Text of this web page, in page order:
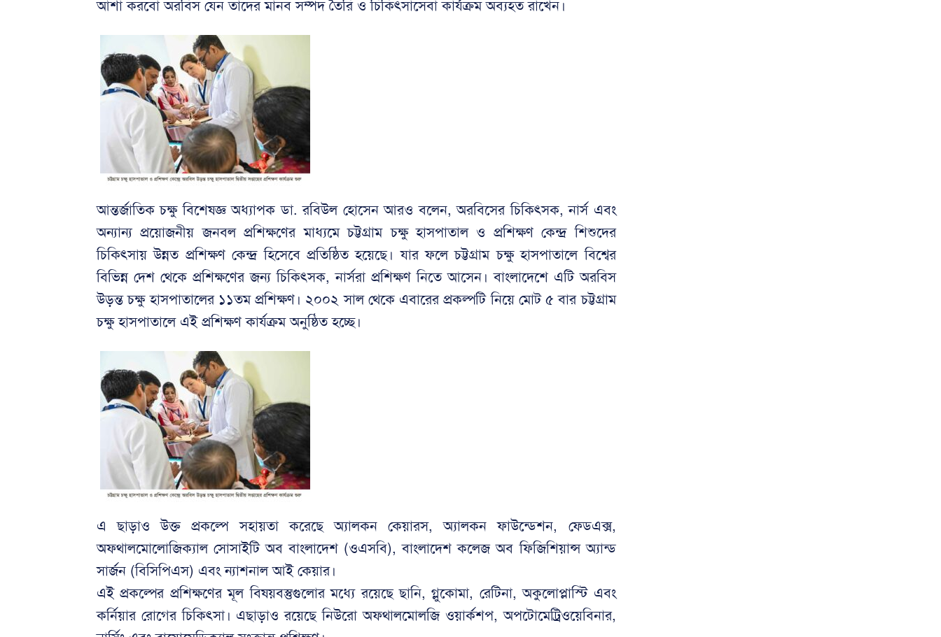
আশা করবো অরবিস যেন তাদের মানব সম্পদ তৈরি ও চিকিৎসাসেবা কার্যক্রম অব্যহত রাখেন।
আন্তর্জাতিক চক্ষু বিশেষজ্ঞ অধ্যাপক ডা. রবিউল হোসেন আরও বলেন, অরবিসের চিকিৎসক, নার্স এবং
অন্যান্য প্রয়োজনীয় জনবল প্রশিক্ষণের মাধ্যমে চট্টগ্রাম চক্ষু হাসপাতাল ও প্রশিক্ষণ কেন্দ্র শিশুদের
চিকিৎসায় উন্নত প্রশিক্ষণ কেন্দ্র হিসেবে প্রতিষ্ঠিত হয়েছে। যার ফলে চট্টগ্রাম চক্ষু হাসপাতালে বিশ্বের
বিভিন্ন দেশ থেকে প্রশিক্ষণের জন্য চিকিৎসক, নার্সরা প্রশিক্ষণ নিতে আসেন। বাংলাদেশে এটি অরবিস
উড়ন্ত চক্ষু হাসপাতালের ১১তম প্রশিক্ষণ। ২০০২ সাল থেকে এবারের প্রকল্পটি নিয়ে মোট ৫ বার চট্টগ্রাম
চক্ষু হাসপাতালে এই প্রশিক্ষণ কার্যক্রম অনুষ্ঠিত হচ্ছে।
এ ছাড়াও উক্ত প্রকল্পে সহায়তা করেছে অ্যালকন কেয়ারস, অ্যালকন ফাউন্ডেশন, ফেডএক্স,
অফথালমোলোজিক্যাল সোসাইটি অব বাংলাদেশ (ওএসবি), বাংলাদেশ কলেজ অব ফিজিশিয়ান্স অ্যান্ড
সার্জন (বিসিপিএস) এবং ন্যাশনাল আই কেয়ার।
এই প্রকল্পের প্রশিক্ষণের মূল বিষয়বস্তুগুলোর মধ্যে রয়েছে ছানি, গ্লুকোমা, রেটিনা, অকুলোপ্লাস্টি এবং
কর্নিয়ার রোগের চিকিৎসা। এছাড়াও রয়েছে নিউরো অফথালমোলজি ওয়ার্কশপ, অপটোমেট্রিওয়েবিনার,